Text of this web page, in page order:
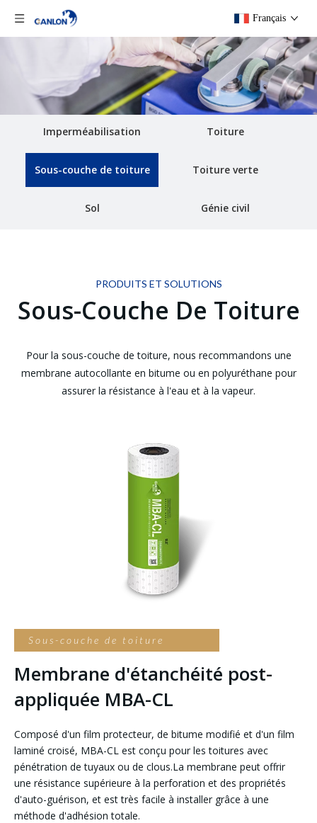
Français
Imperméabilisation Toiture
Sous-couche de toiture Toiture verte
Sol Génie civil
PRODUITS ET SOLUTIONS
Sous-Couche De Toiture
Pour la sous-couche de toiture, nous recommandons une
membrane autocollante en bitume ou en polyuréthane pour
assurer la résistance à l'eau et à la vapeur.
Sous-couche de toiture
Membrane d'étanchéité post-
appliquée MBA-CL
Composé d'un film protecteur, de bitume modifié et d'un film
laminé croisé, MBA-CL est conçu pour les toitures avec
pénétration de tuyaux ou de clous.La membrane peut offrir
une résistance supérieure à la perforation et des propriétés
d'auto-guérison, et est très facile à installer grâce à une
méthode d'adhésion totale.